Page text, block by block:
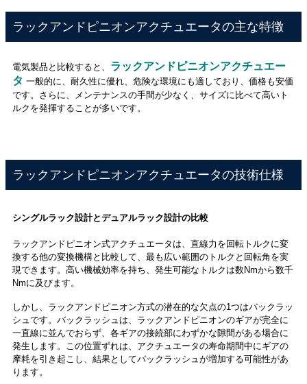
ラックアンドピニオンアクチュエータの主な特徴
電気製品と比較すると、 ラックアンドピニオンアクチュエー
タ 一般的に、耐久性に優れ、危険な環境にも適しており、価格も安価
です。さらに、メンテナンスの手間が少なく、サイズに比べて高いト
ルクを発揮することが多いです。
ラックアンドピニオンアクチュエータの技術仕様
シングルラック設計とデュアルラック設計の比較
ラックアンドピニオン式アクチュエータは、直線力を回転トルクに変
換する他の変換機構と比較して、最も広い範囲のトルクと回転角を実
現できます。高い機械効率を持ち、発生可能なトルクは数Nmから数千
Nmに及びます。
しかし、ラックアンドピニオン方式の潜在的な欠点の1つはバックラッ
シュです。バックラッシュは、ラックアンドピニオンのギアが完全に
一直線に並んでおらず、各ギアの接続部にわずかな隙間がある場合に
発生します。この位置ずれは、アクチュエータの寿命期間中にギアの
摩耗を引き起こし、結果としてバックラッシュが増加する可能性があ
ります。